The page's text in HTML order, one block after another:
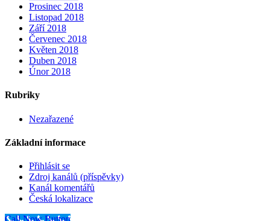
Prosinec 2018
Listopad 2018
Září 2018
Červenec 2018
Květen 2018
Duben 2018
Únor 2018
Rubriky
Nezařazené
Základní informace
Přihlásit se
Zdroj kanálů (příspěvky)
Kanál komentářů
Česká lokalizace
Call Now Button